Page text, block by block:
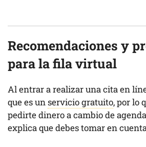
Recomendaciones y
para la fila virtual
Al entrar a realizar una cita en
que es unservicio gratuito, por lo
pedirte dinero a cambio de
explica que debes tomar en